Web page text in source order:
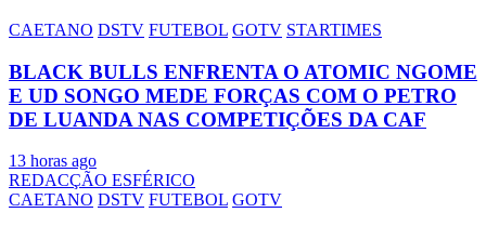
CAETANO DSTV FUTEBOL GOTV STARTIMES
BLACK BULLS ENFRENTA O ATOMIC NGOME
E UD SONGO MEDE FORÇAS COM O PETRO
DE LUANDA NAS COMPETIÇÕES DA CAF
13 horas ago
REDACÇÃO ESFÉRICO
CAETANO DSTV FUTEBOL GOTV